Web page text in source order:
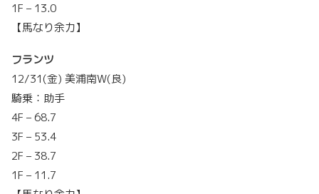
1F – 13.0
【馬なり余力】
フランツ
12/31(金) 美浦南W(良)
騎乗：助手
4F – 68.7
3F – 53.4
2F – 38.7
1F – 11.7